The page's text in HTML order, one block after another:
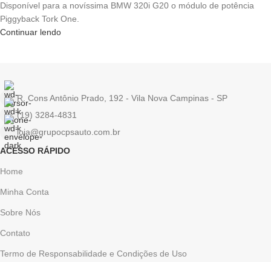
Disponível para a novíssima BMW 320i G20 o módulo de potência
Piggyback Tork One.
Continuar lendo
R. Cons Antônio Prado, 192 - Vila Nova Campinas - SP
(19) 3284-4831
loja@grupocpsauto.com.br
ACESSO RÁPIDO
Home
Minha Conta
Sobre Nós
Contato
Termo de Responsabilidade e Condições de Uso